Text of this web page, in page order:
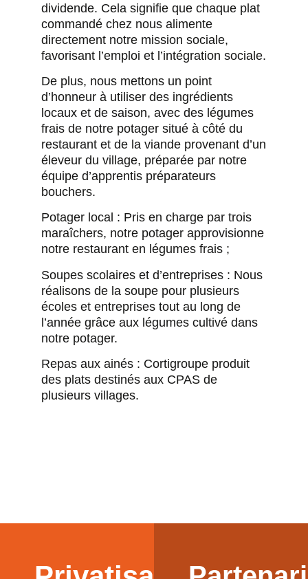
dividende. Cela signifie que chaque plat
commandé chez nous alimente
directement notre mission sociale,
favorisant l’emploi et l’intégration sociale.
De plus, nous mettons un point
d’honneur à utiliser des ingrédients
locaux et de saison, avec des légumes
frais de notre potager situé à côté du
restaurant et de la viande provenant d’un
éleveur du village, préparée par notre
équipe d’apprentis préparateurs
bouchers.
Potager local : Pris en charge par trois
maraîchers, notre potager approvisionne
notre restaurant en légumes frais ;
Soupes scolaires et d’entreprises : Nous
réalisons de la soupe pour plusieurs
écoles et entreprises tout au long de
l’année grâce aux légumes cultivé dans
notre potager.
Repas aux ainés : Cortigroupe produit
des plats destinés aux CPAS de
plusieurs villages.